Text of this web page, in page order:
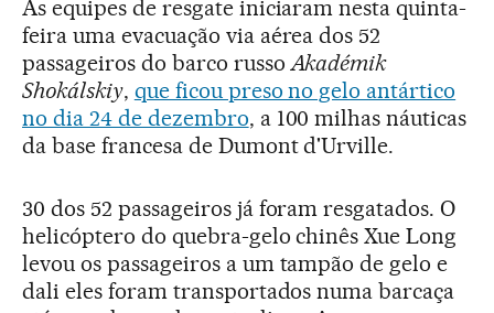
As equipes de resgate iniciaram nesta quinta-
feira uma evacuação via aérea dos 52
passageiros do barco russoAkadémik
Shokálskiy, que ficou preso no gelo antártico
no dia 24 de dezembro, a 100 milhas náuticas
da base francesa de Dumont d'Urville.
30 dos 52 passageiros já foram resgatados. O
helicóptero do quebra-gelo chinês Xue Long
levou os passageiros a um tampão de gelo e
dali eles foram transportados numa barcaça